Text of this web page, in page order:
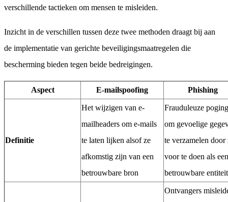
verschillende tactieken om mensen te misleiden.
Inzicht in de verschillen tussen deze twee methoden draagt bij aan
de implementatie van gerichte beveiligingsmaatregelen die
bescherming bieden tegen beide bedreigingen.
Aspect E-mailspoofing Phishing
Definitie
Het wijzigen van e-
mailheaders om e-mails
te laten lijken alsof ze
afkomstig zijn van een
betrouwbare bron
Frauduleuze
om gevoelige
te verzamelen door
voor te doen als een
betrouwbare entiteit
Ontvangers